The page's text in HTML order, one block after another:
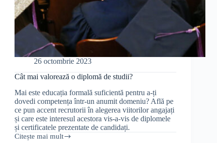
26 octombrie 2023
Cât mai valorează o diplomă de studii?
Mai este educația formală suficientă pentru a-ți
dovedi competența într-un anumit domeniu? Află pe
ce pun accent recrutorii în alegerea viitorilor angajați
și care este interesul acestora vis-a-vis de diplomele
și certificatele prezentate de candidați.
Citește mai mult
Cât